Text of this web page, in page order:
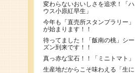
変わらないおいしさを追求！「ハ
ウス小原紅早生」
今年も「直売所スタンプラリー」
が始まります！！
待ってました！「飯南の桃」シー
ズン到来です！！
真っ赤な宝石！！「ミニトマト」
生産地だからこそ味わえる「生に